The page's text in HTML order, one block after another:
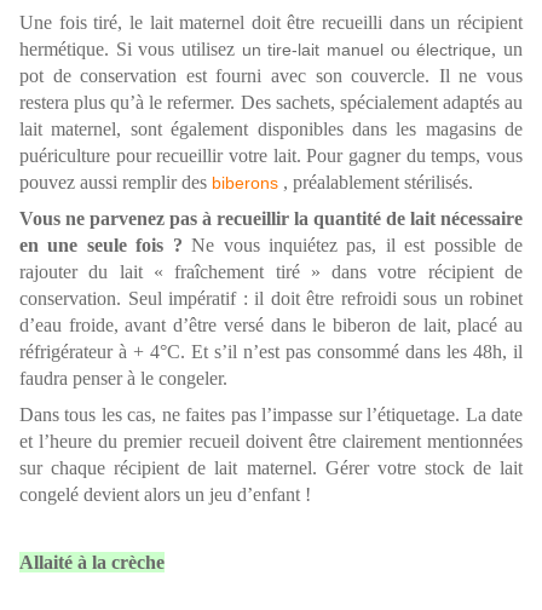
Une fois tiré, le lait maternel doit être recueilli dans un récipient
hermétique. Si vous utilisez un tire-lait manuel ou électrique, un
pot de conservation est fourni avec son couvercle. Il ne vous
restera plus qu’à le refermer. Des sachets, spécialement adaptés au
lait maternel, sont également disponibles dans les magasins de
puériculture pour recueillir votre lait. Pour gagner du temps, vous
pouvez aussi remplir des biberons , préalablement stérilisés.
Vous ne parvenez pas à recueillir la quantité de lait nécessaire
en une seule fois ? Ne vous inquiétez pas, il est possible de
rajouter du lait « fraîchement tiré » dans votre récipient de
conservation. Seul impératif : il doit être refroidi sous un robinet
d’eau froide, avant d’être versé dans le biberon de lait, placé au
réfrigérateur à + 4°C. Et s’il n’est pas consommé dans les 48h, il
faudra penser à le congeler.
Dans tous les cas, ne faites pas l’impasse sur l’étiquetage. La date
et l’heure du premier recueil doivent être clairement mentionnées
sur chaque récipient de lait maternel. Gérer votre stock de lait
congelé devient alors un jeu d’enfant !
Allaité à la crèche